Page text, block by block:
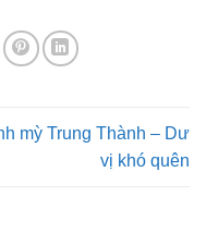
mỳ Trung Thành – Dư
vị khó quên